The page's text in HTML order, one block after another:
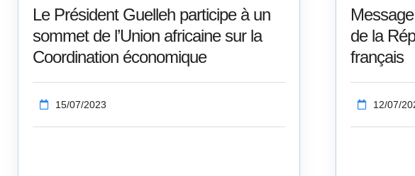
Le Président Guelleh participe à un
sommet de l’Union africaine sur la
Coordination économique
15/07/2023
de la
français
12/07/